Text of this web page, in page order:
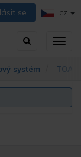
se CZ
Vyhledávání
systém TOA